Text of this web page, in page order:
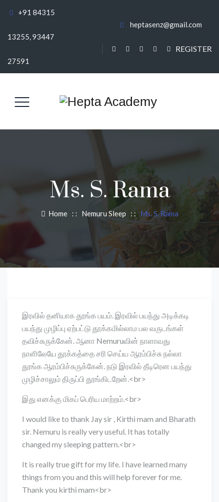
+91 84315
13255, 93447
27591
heptasenz@gmail.com
REGISTER
Ms. S. Rama
Home: : Nemuru Sleep : : Ms. S. Rama
இரவில் தனியாக தூங்க பயம். இரவில் பயந்து அடிக்கடி
பயந்து முழிப்பு ஏற்பட்டு தூக்கமில்லாம பல வருடங்கள்
தவிச்சுருக்கேன். ஆனா Nemuruவின் நாளாவது
நாளிலேயே தூக்கத்தை சரி செய்ய ஆரம்பிச்சு நல்லா
தூங்க ஆரம்பிச்சுருக்கேன். நடு இரவில் தீடிரென பயந்து
முழிச்சாலும் திருப்பி தூங்கிடறேன்.<br>
இது எனக்கு மிகப் பெரிய மாற்றம்.<br>
I would like to thank Jay sir , Kirthi mam and Bharath
sir. Nemuru is really very useful. It has totally
changed my sleeping pattern.<br>
It is really true gift for my life. I have learned many
things from you and this will help forever for me.
Thank you kirthi mam<br>